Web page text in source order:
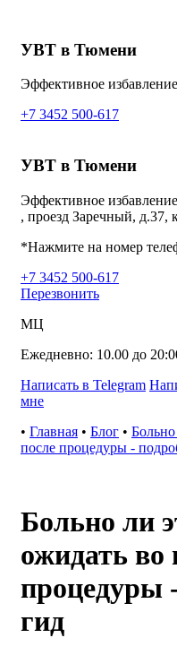
УВТ в Тюмени
Эффективное
+7 3452 500-617
УВТ в Тюмени
Эффективное
, проезд Заречный,
*Нажмите на номер
+7 3452 500-617
Перезвонить
МЦ
Ежедневно: 10.00 до
Написать в Telegram
мне
• Главная • Блог •
после процедуры -
Больно ли
ожидать во
процедуры
гид